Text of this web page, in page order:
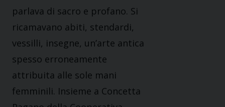
parlava di sacro e profano. Si
ricamavano abiti, stendardi,
vessilli, insegne, un’arte antica
spesso erroneamente
attribuita alle sole mani
femminili. Insieme a Concetta